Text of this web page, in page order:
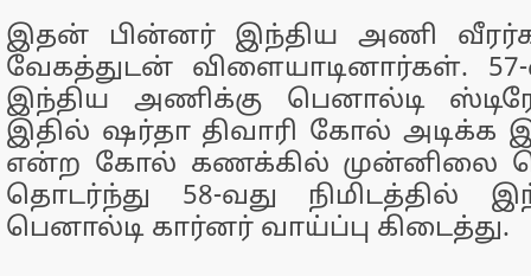
இதன் பின்​னர் இந்​திய அணி
வேகத்​துடன் விளை​யாடி​னார்​கள். 57-
இந்​திய அணிக்கு பெனால்டி
இதில் ஷர்தா திவாரி கோல் அடிக்க
என்ற கோல் கணக்​கில் முன்​னிலை
தொடர்ந்து 58-வது நிமிடத்​தில்
பெனால்டி கார்​னர் வாய்ப்பு கிடைத்​து.